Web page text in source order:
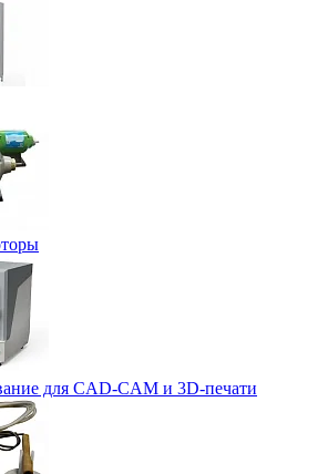
для CAD-CAM и 3D-печати